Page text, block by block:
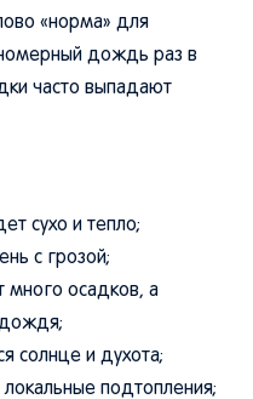
«норма» для
дождь раз в
часто выпадают
сухо и тепло;
с грозой;
много осадков, а
дождя;
солнце и духота;
подтопления;